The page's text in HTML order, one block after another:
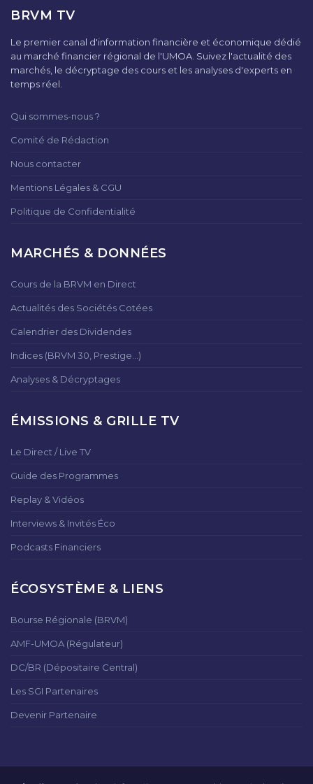
BRVM TV
Le premier canal d'information financière et économique dédié
au marché financier régional de l'UMOA. Suivez l'actualité des
marchés, le décryptage des cours et les analyses d'experts en
temps réel.
Qui sommes-nous ?
Comité de Rédaction
Nous contacter
Mentions Légales & CGU
Politique de Confidentialité
MARCHÉS & DONNÉES
Cours de la BRVM en Direct
Actualités des Sociétés Cotées
Calendrier des Dividendes
Indices (BRVM 30, Prestige...)
Analyses & Décryptages
ÉMISSIONS & GRILLE TV
Le Direct / Live TV
Guide des Programmes
Replay & Vidéos
Interviews & Invités Éco
Podcasts Financiers
ÉCOSYSTÈME & LIENS
Bourse Régionale (BRVM)
AMF-UMOA (Régulateur)
DC/BR (Dépositaire Central)
Les SGI Partenaires
Devenir Partenaire